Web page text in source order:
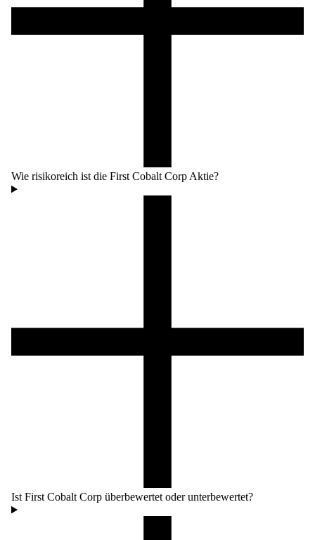
Wie risikoreich ist die First Cobalt Corp Aktie?
Ist First Cobalt Corp überbewertet oder unterbewertet?